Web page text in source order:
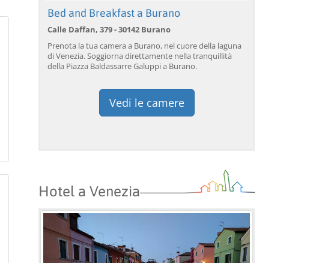
Bed and Breakfast a Burano
Calle Daffan, 379 - 30142 Burano
Prenota la tua camera a Burano, nel cuore della laguna
di Venezia. Soggiorna direttamente nella tranquillità
della Piazza Baldassarre Galuppi a Burano.
Vedi le camere
Hotel a Venezia